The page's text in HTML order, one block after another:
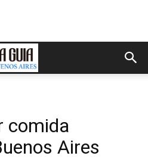
comida
Aires